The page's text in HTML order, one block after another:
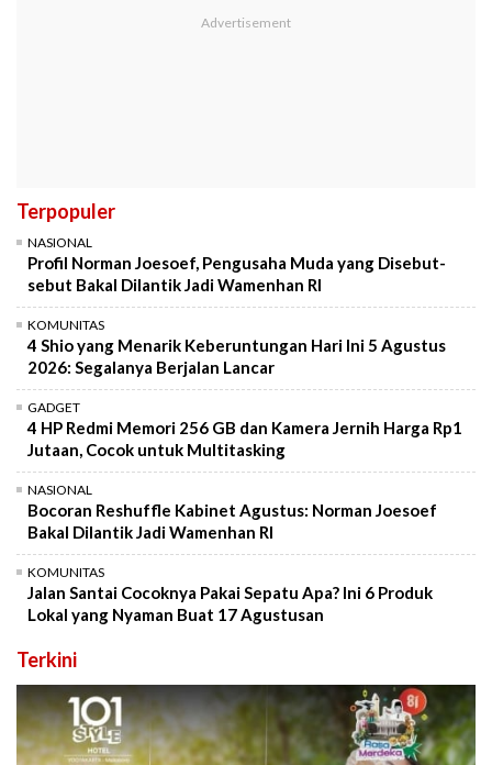
Terpopuler
NASIONAL
Profil Norman Joesoef, Pengusaha Muda yang Disebut-
sebut Bakal Dilantik Jadi Wamenhan RI
KOMUNITAS
4 Shio yang Menarik Keberuntungan Hari Ini 5 Agustus
2026: Segalanya Berjalan Lancar
GADGET
4 HP Redmi Memori 256 GB dan Kamera Jernih Harga Rp1
Jutaan, Cocok untuk Multitasking
NASIONAL
Bocoran Reshuffle Kabinet Agustus: Norman Joesoef
Bakal Dilantik Jadi Wamenhan RI
KOMUNITAS
Jalan Santai Cocoknya Pakai Sepatu Apa? Ini 6 Produk
Lokal yang Nyaman Buat 17 Agustusan
Terkini